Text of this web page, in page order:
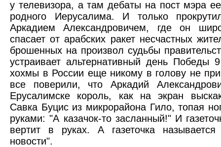
у телевизора, а там дебаты на пост мэра ее
родного Иерусалима. И только
Аркадием Александровичем, где он
спасает от арабских ракет несчастных
брошенных на произвол судьбы
устраивает альтернативный день Победы
хохмы в России еще никому в голову не
все поверили, что Аркадий
Ерусалимске король, как на экран
Савка Буцис из микрорайона Гило, топая
руками: "А казачок-то засланный!" И
вертит в руках. А газеточка называется
новости".